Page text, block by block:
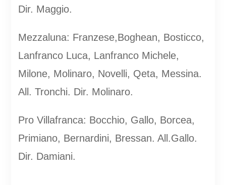
Dir. Maggio.
Mezzaluna: Franzese,Boghean, Bosticco,
Lanfranco Luca, Lanfranco Michele,
Milone, Molinaro, Novelli, Qeta, Messina.
All. Tronchi. Dir. Molinaro.
Pro Villafranca: Bocchio, Gallo, Borcea,
Primiano, Bernardini, Bressan. All.Gallo.
Dir. Damiani.